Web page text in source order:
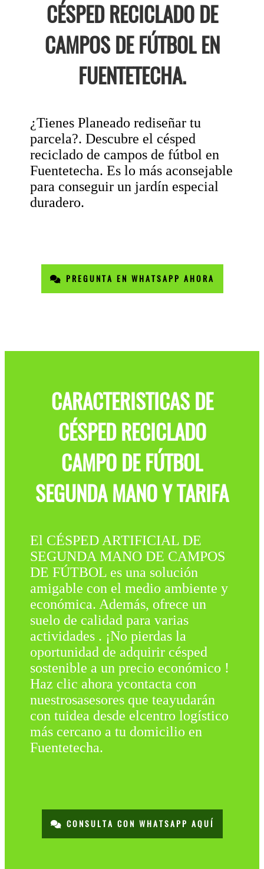
CÉSPED RECICLADO DE
CAMPOS DE FÚTBOL EN
FUENTETECHA.
¿Tienes Planeado rediseñar tu
parcela?. Descubre el césped
reciclado de campos de fútbol en
Fuentetecha. Es lo más aconsejable
para conseguir un jardín especial
duradero.
PREGUNTA EN WHATSAPP AHORA
CARACTERISTICAS DE
CÉSPED RECICLADO
CAMPO DE FÚTBOL
SEGUNDA MANO Y TARIFA
El CÉSPED ARTIFICIAL DE
SEGUNDA MANO DE CAMPOS
DE FÚTBOL es una solución
amigable con el medio ambiente y
económica. Además, ofrece un
suelo de calidad para varias
actividades . ¡No pierdas la
oportunidad de adquirir césped
sostenible a un precio económico !
Haz clic ahora ycontacta con
nuestrosasesores que teayudarán
con tuidea desde elcentro logístico
más cercano a tu domicilio en
Fuentetecha.
CONSULTA CON WHATSAPP AQUÍ